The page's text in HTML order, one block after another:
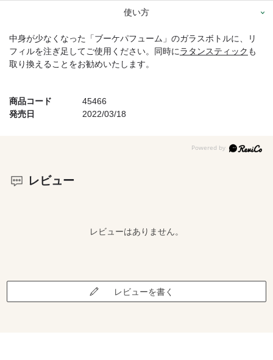
商品コード
45466
発売日
2022/03/18
使い方
中身が少なくなった「ブーケパフューム」のガラスボトルに、リ
フィルを注ぎ足してご使用ください。同時にラタンスティック も
取り換えることをお勧めいたします。
レビュー
レビューはありません。
レビューを書く